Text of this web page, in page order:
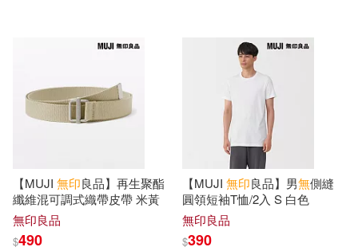
Cafe&Meal(1)
GB出版社(1)
樂友文化(2) 網路與書出版(2)
華中科技大學出版社(2)
PCuSER電腦人文化(1)
エクスナレッジ(1)
現在可購買商品(2823)
作者/演唱/譯/編/繪(17)
價格
範圍
【MUJI 無印良品】再生聚酯
纖維混可調式織帶皮帶 米黃
無印良品
$490
【MUJI 無印良品】男無側縫
圓領短袖T恤/2入 S 白色
無印良品
$390